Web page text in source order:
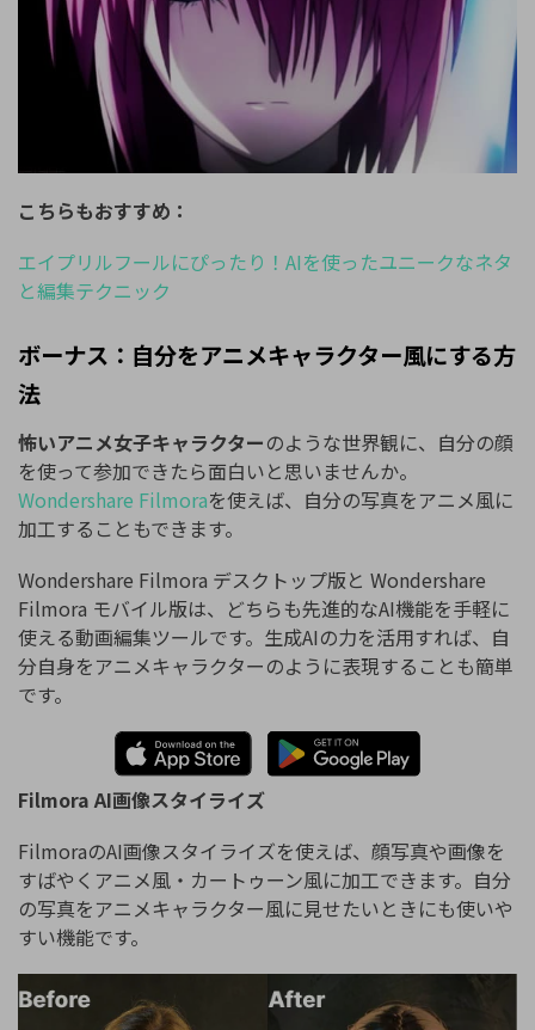
こちらもおすすめ：
エイプリルフールにぴったり！AIを使ったユニークなネタ
と編集テクニック
ボーナス：自分をアニメキャラクター風にする方
法
怖いアニメ女子キャラクターのような世界観に、自分の顔
を使って参加できたら面白いと思いませんか。
Wondershare Filmoraを使えば、自分の写真をアニメ風に
加工することもできます。
Wondershare Filmora デスクトップ版と Wondershare
Filmora モバイル版は、どちらも先進的なAI機能を手軽に
使える動画編集ツールです。生成AIの力を活用すれば、自
分自身をアニメキャラクターのように表現することも簡単
です。
Filmora AI画像スタイライズ
FilmoraのAI画像スタイライズを使えば、顔写真や画像を
すばやくアニメ風・カートゥーン風に加工できます。自分
の写真をアニメキャラクター風に見せたいときにも使いや
すい機能です。